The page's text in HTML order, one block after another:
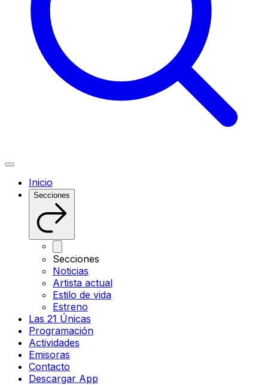
Inicio
Secciones
Secciones
Noticias
Artista actual
Estilo de vida
Estreno
Las 21 Únicas
Programación
Actividades
Emisoras
Contacto
Descargar App